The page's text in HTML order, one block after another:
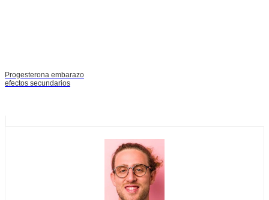
Progesterona embarazo
efectos secundarios